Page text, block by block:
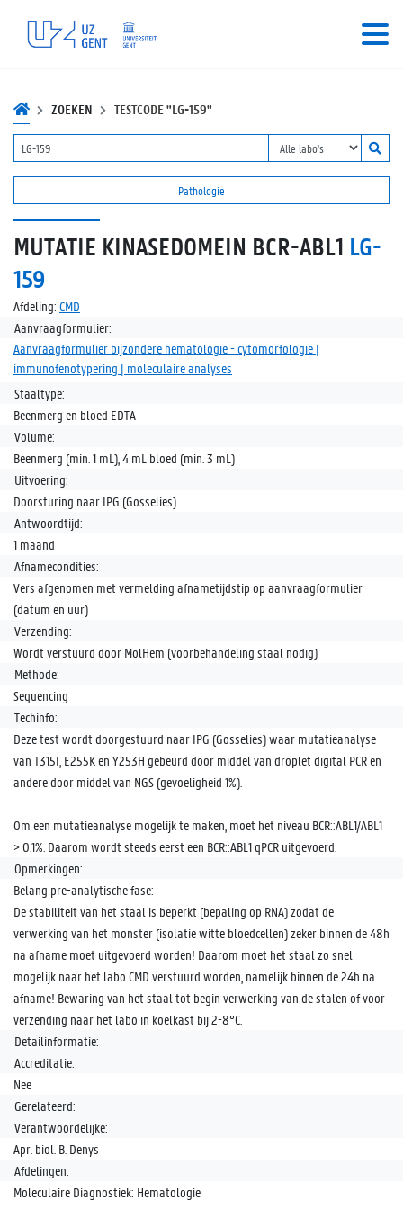
ZOEKEN TESTCODE "LG-159"
Pathologie
MUTATIE KINASEDOMEIN BCR-ABL1 LG-
159
Afdeling: CMD
Aanvraagformulier:
Aanvraagformulier bijzondere hematologie - cytomorfologie |
immunofenotypering | moleculaire analyses
Staaltype:
Beenmerg en bloed EDTA
Volume:
Beenmerg (min. 1 mL), 4 mL bloed (min. 3 mL)
Uitvoering:
Doorsturing naar IPG (Gosselies)
Antwoordtijd:
1 maand
Afnamecondities:
Vers afgenomen met vermelding afnametijdstip op aanvraagformulier
(datum en uur)
Verzending:
Wordt verstuurd door MolHem (voorbehandeling staal nodig)
Methode:
Sequencing
Techinfo:
Deze test wordt doorgestuurd naar IPG (Gosselies) waar mutatieanalyse
van T315I, E255K en Y253H gebeurd door middel van droplet digital PCR en
andere door middel van NGS (gevoeligheid 1%).
Om een mutatieanalyse mogelijk te maken, moet het niveau BCR::ABL1/ABL1
> 0.1%. Daarom wordt steeds eerst een BCR::ABL1 qPCR uitgevoerd.
Opmerkingen:
Belang pre-analytische fase:
De stabiliteit van het staal is beperkt (bepaling op RNA) zodat de
verwerking van het monster (isolatie witte bloedcellen) zeker binnen de 48h
na afname moet uitgevoerd worden! Daarom moet het staal zo snel
mogelijk naar het labo CMD verstuurd worden, namelijk binnen de 24h na
afname! Bewaring van het staal tot begin verwerking van de stalen of voor
verzending naar het labo in koelkast bij 2-8°C.
Detailinformatie:
Accreditatie:
Nee
Gerelateerd:
Verantwoordelijke:
Apr. biol. B. Denys
Afdelingen:
Moleculaire Diagnostiek: Hematologie